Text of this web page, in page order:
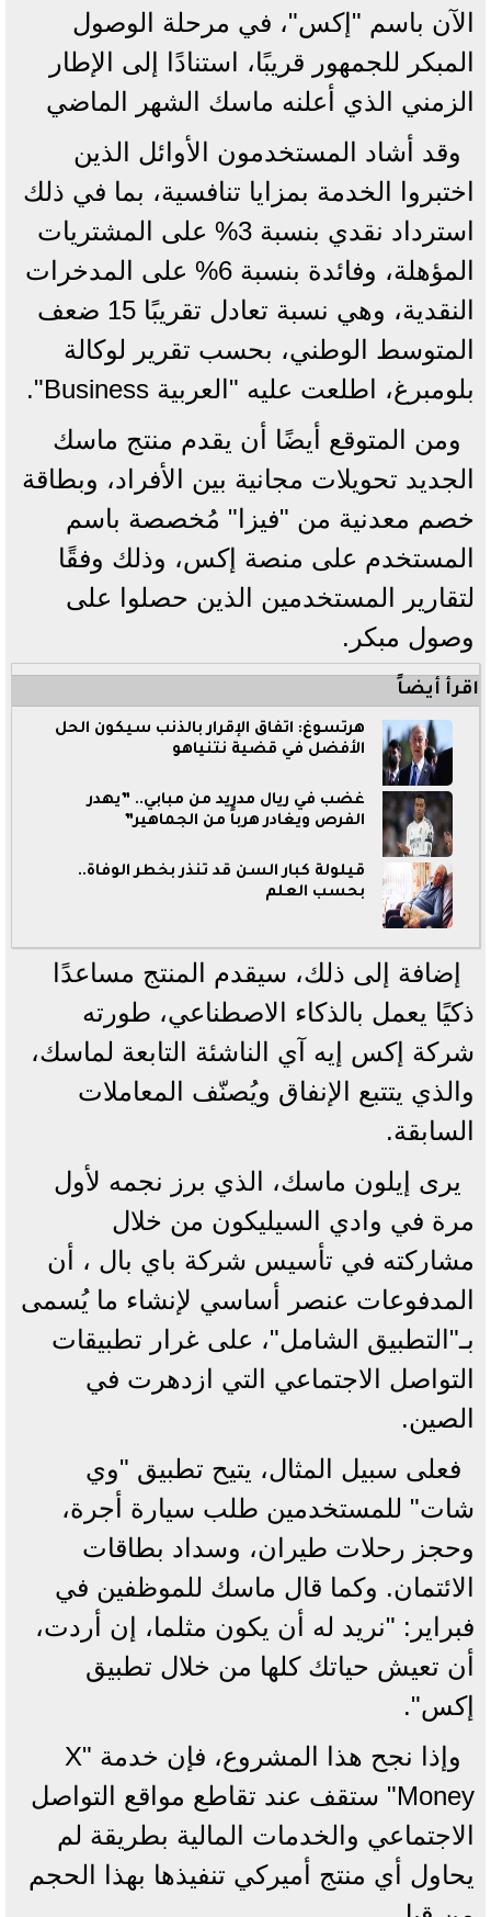
الآن باسم "إكس"، في مرحلة الوصول
المبكر للجمهور قريبًا، استنادًا إلى الإطار
الزمني الذي أعلنه ماسك الشهر الماضي
وقد أشاد المستخدمون الأوائل الذين
اختبروا الخدمة بمزايا تنافسية، بما في ذلك
استرداد نقدي بنسبة 3% على المشتريات
المؤهلة، وفائدة بنسبة 6% على المدخرات
النقدية، وهي نسبة تعادل تقريبًا 15 ضعف
المتوسط الوطني، بحسب تقرير لوكالة
بلومبرغ، اطلعت عليه "العربية Business".
ومن المتوقع أيضًا أن يقدم منتج ماسك
الجديد تحويلات مجانية بين الأفراد، وبطاقة
خصم معدنية من "فيزا" مُخصصة باسم
المستخدم على منصة إكس، وذلك وفقًا
لتقارير المستخدمين الذين حصلوا على
وصول مبكر.
اقرأ أيضاً
هرتسوغ: اتفاق الإقرار بالذنب سيكون الحل
الأفضل في قضية نتنياهو
غضب في ريال مدريد من مبابي.. ”يهدر
الفرص ويغادر هرباً من الجماهير”
قيلولة كبار السن قد تنذر بخطر الوفاة..
بحسب العلم
إضافة إلى ذلك، سيقدم المنتج مساعدًا
ذكيًا يعمل بالذكاء الاصطناعي، طورته
شركة إكس إيه آي الناشئة التابعة لماسك،
والذي يتتبع الإنفاق ويُصنّف المعاملات
السابقة.
يرى إيلون ماسك، الذي برز نجمه لأول
مرة في وادي السيليكون من خلال
مشاركته في تأسيس شركة باي بال ، أن
المدفوعات عنصر أساسي لإنشاء ما يُسمى
بـ"التطبيق الشامل"، على غرار تطبيقات
التواصل الاجتماعي التي ازدهرت في
الصين.
فعلى سبيل المثال، يتيح تطبيق "وي
شات" للمستخدمين طلب سيارة أجرة،
وحجز رحلات طيران، وسداد بطاقات
الائتمان. وكما قال ماسك للموظفين في
فبراير: "نريد له أن يكون مثلما، إن أردت،
أن تعيش حياتك كلها من خلال تطبيق
إكس".
وإذا نجح هذا المشروع، فإن خدمة "X
Money" ستقف عند تقاطع مواقع التواصل
الاجتماعي والخدمات المالية بطريقة لم
يحاول أي منتج أميركي تنفيذها بهذا الحجم